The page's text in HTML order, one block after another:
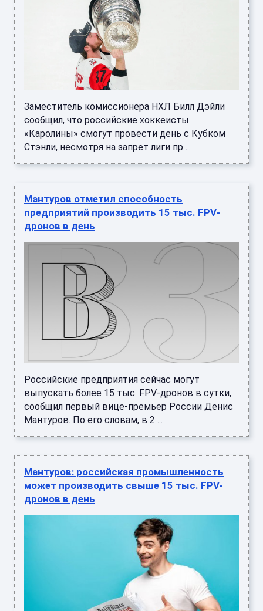
Заместитель комиссионера НХЛ Билл Дэйли
сообщил, что российские хоккеисты
«Каролины» смогут провести день с Кубком
Стэнли, несмотря на запрет лиги пр ...
Мантуров отметил способность
предприятий производить 15 тыс. FPV-
дронов в день
Российские предприятия сейчас могут
выпускать более 15 тыс. FPV-дронов в сутки,
сообщил первый вице-премьер России Денис
Мантуров. По его словам, в 2 ...
Мантуров: российская промышленность
может производить свыше 15 тыс. FPV-
дронов в день